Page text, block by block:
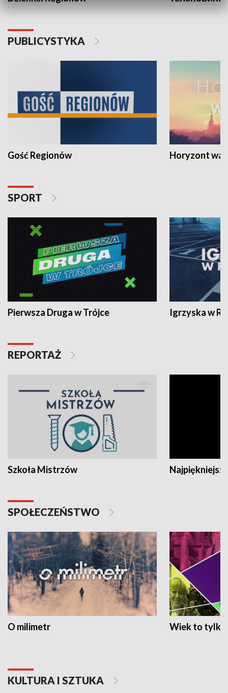
PUBLICYSTYKA
Gość Regionów Horyzont
SPORT
Pierwsza Druga w Trójce Igrzyska w
REPORTAŻ
Szkoła Mistrzów
SPOŁECZEŃSTWO
O milimetr Wiek to tylko
KULTURA I SZTUKA